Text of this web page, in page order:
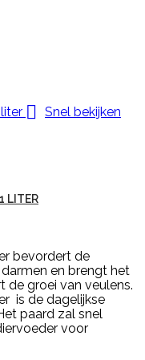

Snel bekijken
LITER
bevordert de
en brengt het
de groei van veulens.
is de dagelijkse
paard zal snel
voor